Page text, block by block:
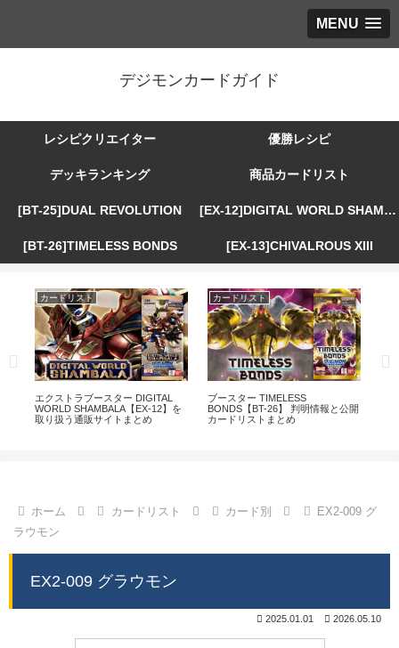
MENU
デジモンカードガイド
レシピクリエイター 優勝レシピ
デッキランキング 商品カードリスト
[BT-25]DUAL REVOLUTION [EX-12]DIGITAL WORLD SHAMBALA
[BT-26]TIMELESS BONDS [EX-13]CHIVALROUS XIII
カードリスト
エクストラブースター DIGITAL
WORLD SHAMBALA【EX-12】を
取り扱う通販サイトまとめ
カードリスト
ブースター TIMELESS
BONDS【BT-26】 判明情報と公開
カードリストまとめ
ホーム カードリスト カード別
EX2-009 グ
ラウモン
EX2-009 グラウモン
2025.01.01 2026.05.10